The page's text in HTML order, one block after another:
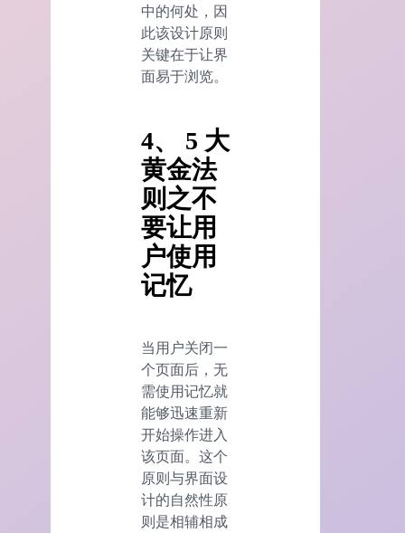
中的何处，因
此该设计原则
关键在于让界
面易于浏览。
4、 5 大
黄金法
则之不
要让用
户使用
记忆
当用户关闭一
个页面后，无
需使用记忆就
能够迅速重新
开始操作进入
该页面。这个
原则与界面设
计的自然性原
则是相辅相成